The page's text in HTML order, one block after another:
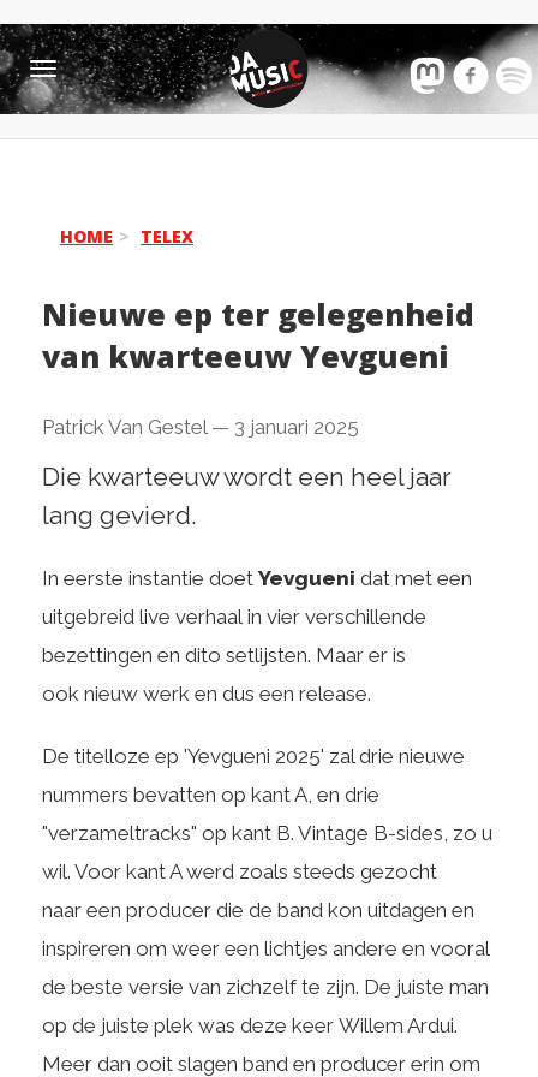
Toggle
navigation
HOME TELEX
Nieuwe ep ter gelegenheid
van kwarteeuw Yevgueni
Patrick Van Gestel— 3 januari 2025
Die kwarteeuw wordt een heel jaar
lang gevierd.
In eerste instantie doet Yevgueni dat met een
uitgebreid live verhaal in vier verschillende
bezettingen en dito setlijsten. Maar er is
ook nieuw werk en dus een release.
De titelloze ep 'Yevgueni 2025' zal drie nieuwe
nummers bevatten op kant A, en drie
"verzameltracks" op kant B. Vintage B-sides, zo u
wil. Voor kant A werd zoals steeds gezocht
naar een producer die de band kon uitdagen en
inspireren om weer een lichtjes andere en vooral
de beste versie van zichzelf te zijn. De juiste man
op de juiste plek was deze keer Willem Ardui.
Meer dan ooit slagen band en producer erin om